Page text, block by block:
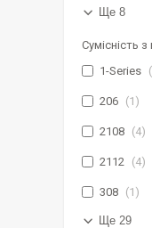
Ще 8
Сумісність
1-Series
206 1
2108 4
2112 4
308 1
Ще 29